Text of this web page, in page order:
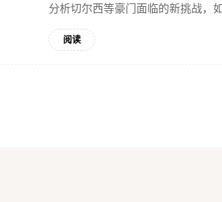
分析切尔西等豪门面临的新挑战，
阅读